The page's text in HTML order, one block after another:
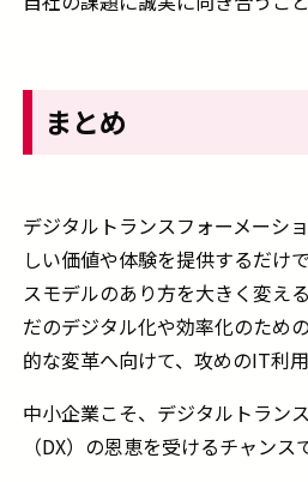
まとめ
デジタルトランスフォーメーシ
しい価値や体験を提供するだけ
スモデルのあり方を大きく変え
だのデジタル化や効率化のための
的な変革へ向けて、攻めのIT利
中小企業こそ、デジタルトラン
（DX）の恩恵を受けるチャンス